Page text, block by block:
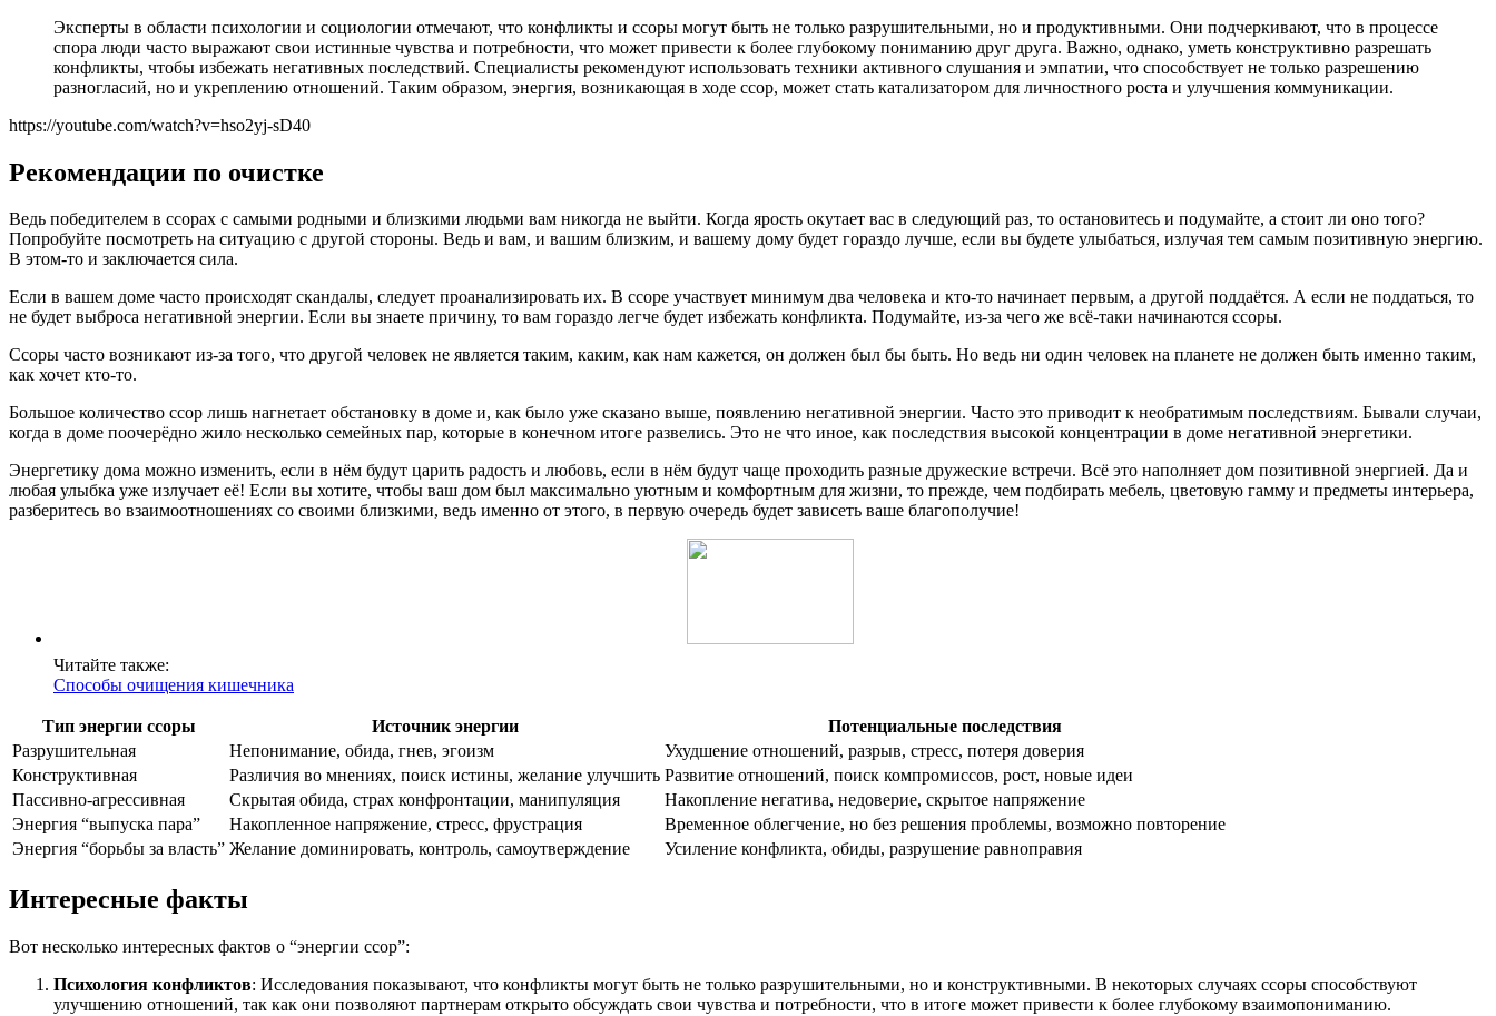
Эксперты в области психологии и социологии отмечают, что конфликты и ссоры могут быть не только разрушительными, но и продуктивными. Они подчеркивают, что в процессе
спора люди часто выражают свои истинные чувства и потребности, что может привести к более глубокому пониманию друг друга. Важно, однако, уметь конструктивно разрешать
конфликты, чтобы избежать негативных последствий. Специалисты рекомендуют использовать техники активного слушания и эмпатии, что способствует не только разрешению
разногласий, но и укреплению отношений. Таким образом, энергия, возникающая в ходе ссор, может стать катализатором для личностного роста и улучшения коммуникации.
https://youtube.com/watch?v=hso2yj-sD40
Рекомендации по очистке
Ведь победителем в ссорах с самыми родными и близкими людьми вам никогда не выйти. Когда ярость окутает вас в следующий раз, то остановитесь и подумайте, а стоит ли оно того?
Попробуйте посмотреть на ситуацию с другой стороны. Ведь и вам, и вашим близким, и вашему дому будет гораздо лучше, если вы будете улыбаться, излучая тем самым позитивную энергию.
В этом-то и заключается сила.
Если в вашем доме часто происходят скандалы, следует проанализировать их. В ссоре участвует минимум два человека и кто-то начинает первым, а другой поддаётся. А если не поддаться, то
не будет выброса негативной энергии. Если вы знаете причину, то вам гораздо легче будет избежать конфликта. Подумайте, из-за чего же всё-таки начинаются ссоры.
Ссоры часто возникают из-за того, что другой человек не является таким, каким, как нам кажется, он должен был бы быть. Но ведь ни один человек на планете не должен быть именно таким,
как хочет кто-то.
Большое количество ссор лишь нагнетает обстановку в доме и, как было уже сказано выше, появлению негативной энергии. Часто это приводит к необратимым последствиям. Бывали случаи,
когда в доме поочерёдно жило несколько семейных пар, которые в конечном итоге развелись. Это не что иное, как последствия высокой концентрации в доме негативной энергетики.
Энергетику дома можно изменить, если в нём будут царить радость и любовь, если в нём будут чаще проходить разные дружеские встречи. Всё это наполняет дом позитивной энергией. Да и
любая улыбка уже излучает её! Если вы хотите, чтобы ваш дом был максимально уютным и комфортным для жизни, то прежде, чем подбирать мебель, цветовую гамму и предметы интерьера,
разберитесь во взаимоотношениях со своими близкими, ведь именно от этого, в первую очередь будет зависеть ваше благополучие!
Читайте также:
Способы очищения кишечника
Тип энергии ссоры Источник энергии
Потенциальные последствия
Разрушительная
Непонимание, обида, гнев, эгоизм
Ухудшение отношений, разрыв, стресс, потеря доверия
Конструктивная
Различия во мнениях, поиск истины, желание улучшить Развитие отношений, поиск компромиссов, рост, новые идеи
Пассивно-агрессивная
Скрытая обида, страх конфронтации, манипуляция
Накопление негатива, недоверие, скрытое напряжение
Энергия “выпуска пара”
Накопленное напряжение, стресс, фрустрация
Временное облегчение, но без решения проблемы, возможно повторение
Энергия “борьбы за власть” Желание доминировать, контроль, самоутверждение Усиление конфликта, обиды, разрушение равноправия
Интересные факты
Вот несколько интересных фактов о “энергии ссор”:
Психология конфликтов: Исследования показывают, что конфликты могут быть не только разрушительными, но и конструктивными. В некоторых случаях ссоры способствуют
улучшению отношений, так как они позволяют партнерам открыто обсуждать свои чувства и потребности, что в итоге может привести к более глубокому взаимопониманию.